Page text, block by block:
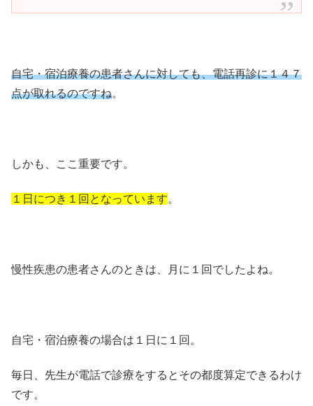
自宅・宿泊療養の患者さんに対しても、電話再診に１４７
点が取れるのですね。
しかも、ここ重要です。
１日につき１回となっています。
慢性疾患の患者さんのときは、月に１回でしたよね。
自宅・宿泊療養の場合は１日に１回。
毎日、先生が電話で診療をするとその都度算定できるわけ
です。